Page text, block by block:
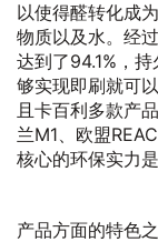
以使得醛转化成
物质以及水。经
达到了94.1%，
够实现即刷就可
且卡百利多款产
兰M1、欧盟
核心的环保实力是
产品方面的特色